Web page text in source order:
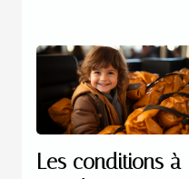
Les conditions à